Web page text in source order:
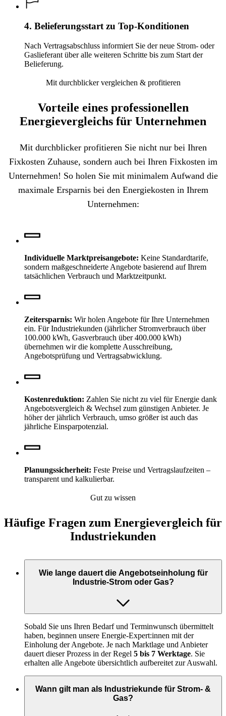
4. Belieferungsstart zu Top-Konditionen
Nach Vertragsabschluss informiert Sie der neue Strom- oder
Gaslieferant über alle weiteren Schritte bis zum Start der
Belieferung.
Mit durchblicker vergleichen & profitieren
Vorteile eines professionellen
Energievergleichs für Unternehmen
Mit durchblicker profitieren Sie nicht nur bei Ihren
Fixkosten Zuhause, sondern auch bei Ihren Fixkosten im
Unternehmen! So holen Sie mit minimalem Aufwand die
maximale Ersparnis bei den Energiekosten in Ihrem
Unternehmen:
Individuelle Marktpreisangebote: Keine Standardtarife,
sondern maßgeschneiderte Angebote basierend auf Ihrem
tatsächlichen Verbrauch und Marktzeitpunkt.
Zeitersparnis: Wir holen Angebote für Ihre Unternehmen
ein. Für Industriekunden (jährlicher Stromverbrauch über
100.000 kWh, Gasverbrauch über 400.000 kWh)
übernehmen wir die komplette Ausschreibung,
Angebotsprüfung und Vertragsabwicklung.
Kostenreduktion: Zahlen Sie nicht zu viel für Energie dank
Angebotsvergleich & Wechsel zum günstigen Anbieter. Je
höher der jährlich Verbrauch, umso größer ist auch das
jährliche Einsparpotenzial.
Planungssicherheit: Feste Preise und Vertragslaufzeiten –
transparent und kalkulierbar.
Gut zu wissen
Häufige Fragen zum Energievergleich für
Industriekunden
Wie lange dauert die Angebotseinholung für
Industrie-Strom oder Gas?
Sobald Sie uns Ihren Bedarf und Terminwunsch übermittelt
haben, beginnen unsere Energie-Expert:innen mit der
Einholung der Angebote. Je nach Marktlage und Anbieter
dauert dieser Prozess in der Regel 5 bis 7 Werktage. Sie
erhalten alle Angebote übersichtlich aufbereitet zur Auswahl.
Wann gilt man als Industriekunde für Strom- &
Gas?